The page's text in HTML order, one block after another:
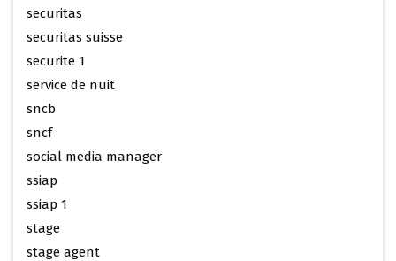
securitas
securitas suisse
securite 1
service de nuit
sncb
sncf
social media manager
ssiap
ssiap 1
stage
stage agent